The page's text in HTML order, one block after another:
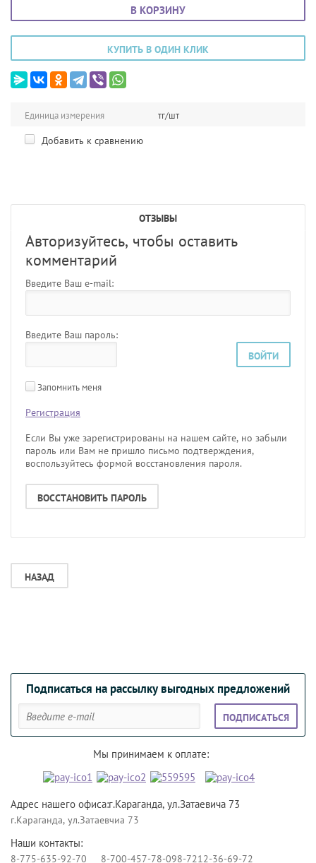
В КОРЗИНУ
КУПИТЬ В ОДИН КЛИК
Единица измерения тг/шт
Добавить к сравнению
ОТЗЫВЫ
Авторизуйтесь, чтобы оставить
комментарий
Введите Ваш e-mail:
Введите Ваш пароль:
ВОЙТИ
Запомнить меня
Регистрация
Если Вы уже зарегистрированы на нашем сайте, но забыли
пароль или Вам не пришло письмо подтверждения,
воспользуйтесь формой восстановления пароля.
ВОССТАНОВИТЬ ПАРОЛЬ
НАЗАД
Подписаться на рассылку выгодных предложений
ПОДПИСАТЬСЯ
Мы принимаем к оплате:
Адрес нашего офиса:г.Караганда, ул.Затаевича 73
г.Караганда, ул.Затаевчиа 73
Наши контакты:
8-775-635-92-70 8-700-457-78-098-7212-36-69-72